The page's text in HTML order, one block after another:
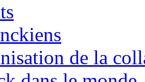
de la